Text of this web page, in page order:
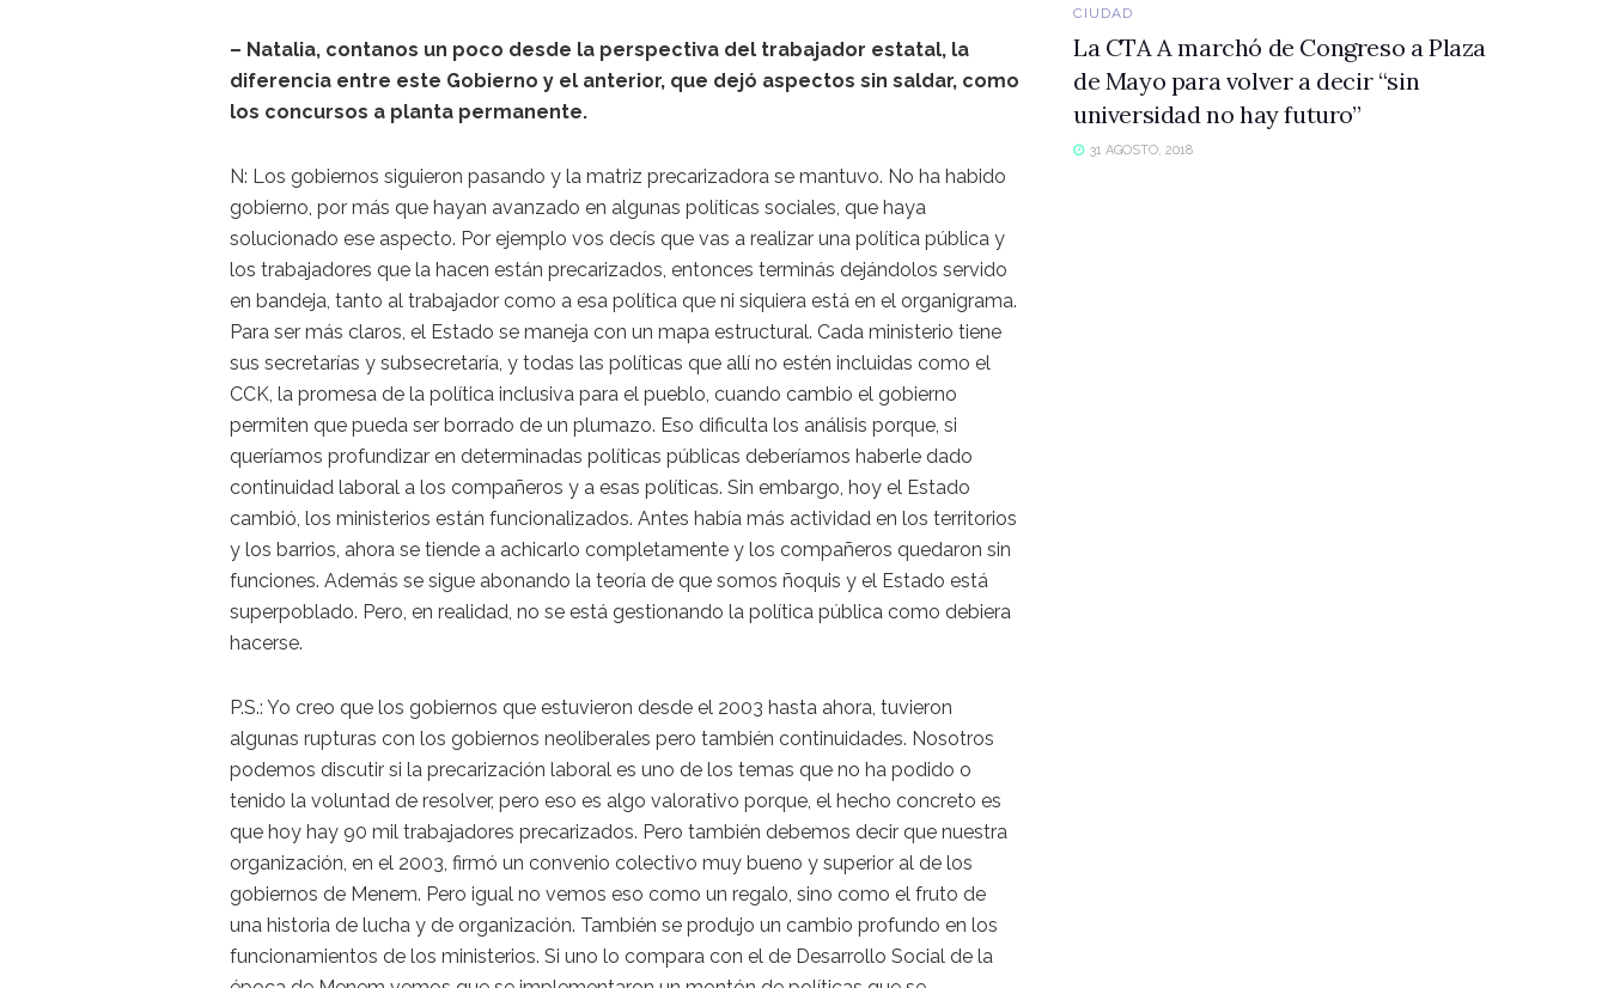
– Natalia, contanos un poco desde la perspectiva del trabajador estatal, la
diferencia entre este Gobierno y el anterior, que dejó aspectos sin saldar, como
los concursos a planta permanente.
N: Los gobiernos siguieron pasando y la matriz precarizadora se mantuvo. No ha habido
gobierno, por más que hayan avanzado en algunas políticas sociales, que haya
solucionado ese aspecto. Por ejemplo vos decís que vas a realizar una política pública y
los trabajadores que la hacen están precarizados, entonces terminás dejándolos servido
en bandeja, tanto al trabajador como a esa política que ni siquiera está en el organigrama.
Para ser más claros, el Estado se maneja con un mapa estructural. Cada ministerio tiene
sus secretarías y subsecretaría, y todas las políticas que allí no estén incluidas como el
CCK, la promesa de la política inclusiva para el pueblo, cuando cambio el gobierno
permiten que pueda ser borrado de un plumazo. Eso dificulta los análisis porque, si
queríamos profundizar en determinadas políticas públicas deberíamos haberle dado
continuidad laboral a los compañeros y a esas políticas. Sin embargo, hoy el Estado
cambió, los ministerios están funcionalizados. Antes había más actividad en los territorios
y los barrios, ahora se tiende a achicarlo completamente y los compañeros quedaron sin
funciones. Además se sigue abonando la teoría de que somos ñoquis y el Estado está
superpoblado. Pero, en realidad, no se está gestionando la política pública como debiera
hacerse.
P.S.: Yo creo que los gobiernos que estuvieron desde el 2003 hasta ahora, tuvieron
algunas rupturas con los gobiernos neoliberales pero también continuidades. Nosotros
podemos discutir si la precarización laboral es uno de los temas que no ha podido o
tenido la voluntad de resolver, pero eso es algo valorativo porque, el hecho concreto es
que hoy hay 90 mil trabajadores precarizados. Pero también debemos decir que nuestra
organización, en el 2003, firmó un convenio colectivo muy bueno y superior al de los
gobiernos de Menem. Pero igual no vemos eso como un regalo, sino como el fruto de
una historia de lucha y de organización. También se produjo un cambio profundo en los
funcionamientos de los ministerios. Si uno lo compara con el de Desarrollo Social de la
CIUDAD
La CTA A marchó de Congreso a Plaza
de Mayo para volver a decir “sin
universidad no hay futuro”
31 AGOSTO, 2018